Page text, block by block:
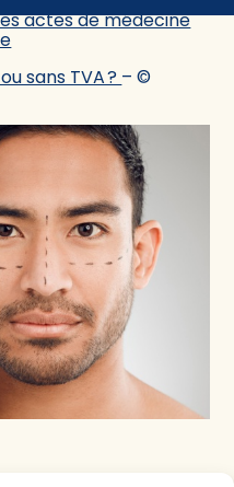
actes de médecine
sans TVA ? – ©